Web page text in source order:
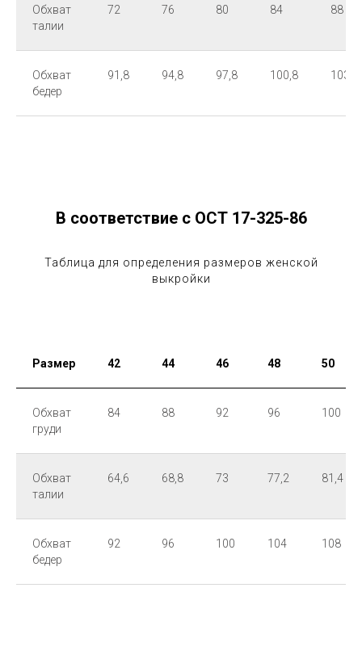
Обхват
талии
72 76 80 84 88
Обхват
бедер
91,8 94,8 97,8 100,8 103,8
В соответствие с ОСТ 17-325-86
Таблица для определения размеров женской
выкройки
Размер 42 44 46 48 50
Обхват
груди
84 88 92 96 100
Обхват
талии
64,6 68,8 73 77,2 81,4
Обхват
бедер
92 96 100 104 108